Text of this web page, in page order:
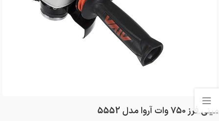
مینی فرز 750 وات آروا مدل 5552